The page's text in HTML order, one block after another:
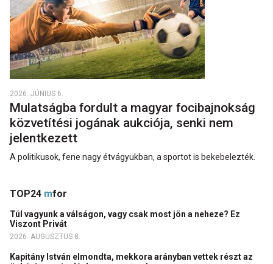
2026. JÚNIUS 6.
Mulatságba fordult a magyar focibajnokság
közvetítési jogának aukciója, senki nem
jelentkezett
A politikusok, fene nagy étvágyukban, a sportot is bekebelezték.
TOP24 mfor
Túl vagyunk a válságon, vagy csak most jön a neheze? Ez
Viszont Privát
2026. AUGUSZTUS 8.
Kapitány István elmondta, mekkora arányban vettek részt az